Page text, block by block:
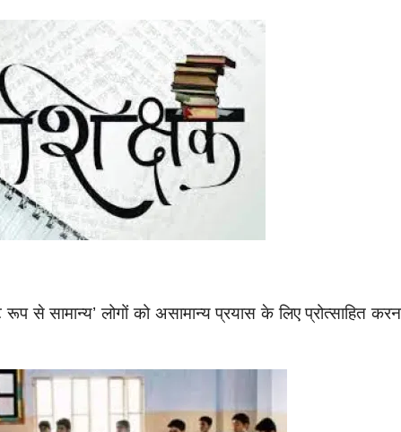
से सामान्य’ लोगों को असामान्य प्रयास के लिए प्रोत्साहित